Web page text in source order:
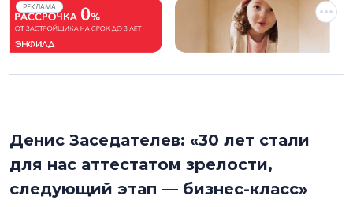
РЕКЛАМА
Денис Заседателев: «30 лет стали
для нас аттестатом зрелости,
следующий этап — бизнес-класс»